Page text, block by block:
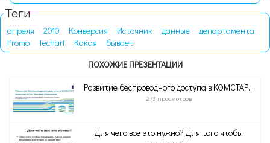
Теги
апреля 2010 Конверсия Источник данные
департамента
Promo
Techart Какая
бывает
ПОХОЖИЕ ПРЕЗЕНТАЦИИ
Развитие беспроводного доступа в КОМСТАР...
273 просмотров
Для чего все это нужно? Для того чтобы